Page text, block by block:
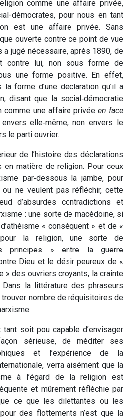
comme une affaire privée,
démocrates, pour nous en tant
est une affaire privée. Sans
ouverte contre ce point de vue
a jugé nécessaire, après 1890, de
contre lui, non sous forme de
une forme positive. En effet,
la forme d’une déclaration qu’il a
disant que la social‑démocratie
comme une affaire privée en face
elle‑même, non envers le
le parti ouvrier.
de l’histoire des déclarations
en matière de religion. Pour ceux
par‑dessous la jambe, pour
ne veulent pas réfléchir, cette
d’absurdes contradictions et
: une sorte de macédoine, si
« conséquent » et de «
pour la religion, une sorte de
principes » entre la guerre
Dieu et le désir peureux de «
» des ouvriers croyants, la crainte
la littérature des phraseurs
trouver nombre de réquisitoires de
soit pou capable d’envisager
sérieuse, de méditer ses
et l’expérience de la
verra aisément que la
à l’égard de la religion est
et mûrement réfléchie par
ce que les dilettantes ou les
des flottements n’est que la